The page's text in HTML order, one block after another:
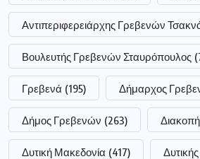
Αντιπεριφερειάρχης Γρεβενών
Βουλευτής Γρεβενών Σταυρόπουλος
Γρεβενά (195) Δήμαρχος
Δήμος Γρεβενών (263) Διακοπή
Δυτική Μακεδονία (417) Δυτικής